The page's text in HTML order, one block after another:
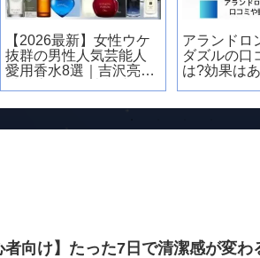
見た目が9割】非モテ
子が30日で垢抜ける
の改善チェックリス
【2025年版
けんとの人気
ング！最新リ
者向け】たった7日で清潔感が変